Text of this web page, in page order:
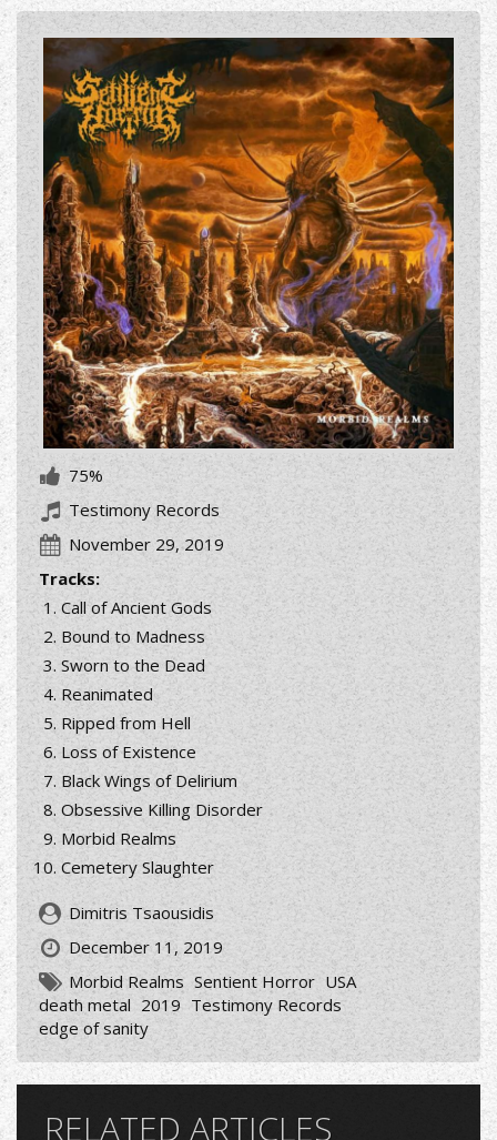
75%
Testimony Records
November 29, 2019
Tracks:
Call of Ancient Gods
Bound to Madness
Sworn to the Dead
Reanimated
Ripped from Hell
Loss of Existence
Black Wings of Delirium
Obsessive Killing Disorder
Morbid Realms
Cemetery Slaughter
Dimitris Tsaousidis
December 11, 2019
Morbid Realms Sentient Horror USA
death metal 2019 Testimony Records
edge of sanity
RELATED ARTICLES